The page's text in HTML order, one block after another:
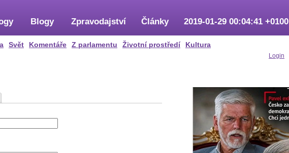
Svět Komentáře Z parlamentu Životní prostředí Kultura
Blogy Zpravodajství Články 2019-01-29 00:04:41 +0100
Login